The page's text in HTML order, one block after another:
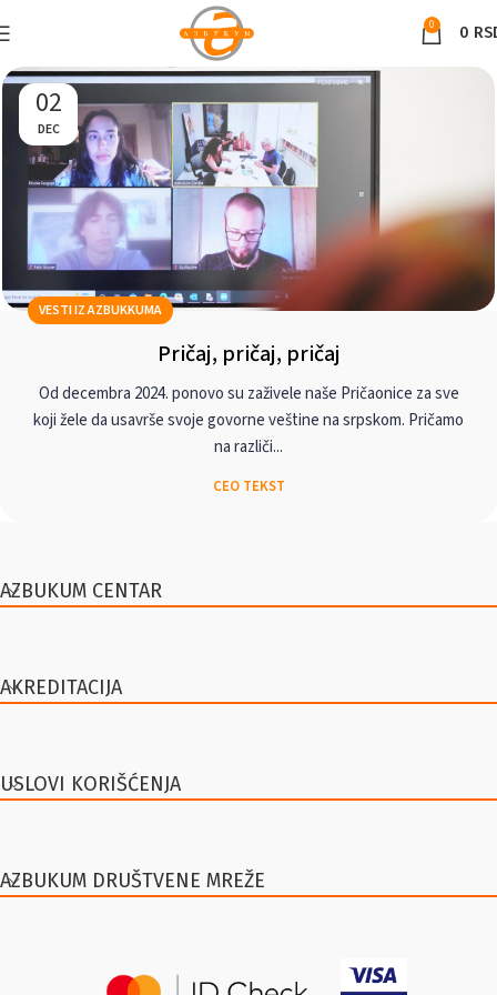
0 0
02
DEC
VESTI IZ AZBUKKUMA
Pričaj, pričaj, pričaj
Od decembra 2024. ponovo su zaživele naše Pričaonice za sve
koji žele da usavrše svoje govorne veštine na srpskom. Pričamo
na različi...
CEO TEKST
AZBUKUM CENTAR
AKREDITACIJA
USLOVI KORIŠĆENJA
AZBUKUM DRUŠTVENE MREŽE